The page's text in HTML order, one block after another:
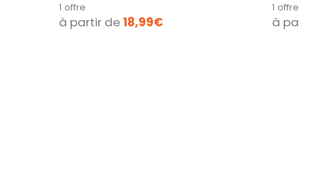
cafetière, la lampe à
distance, aucun hub
requis, Tapo P100(FR) 2
1 offre
à partir de 18,99€
1 offre
à